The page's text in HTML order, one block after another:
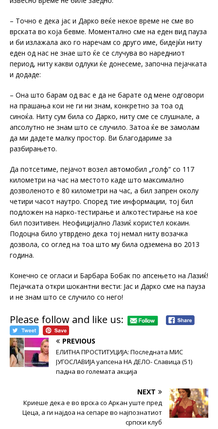
– Точно е дека јас и Дарко веќе некое време не сме во
врската во која бевме. Моментално сме на еден вид пауза
и би излажала ако го наречам со друго име, бидејќи ниту
еден од нас не знае што ќе се случува во наредниот
период, ниту какви одлуки ќе донесеме, започна пејачката
и додаде:
– Она што барам од вас е да не барате од мене одговори
на прашања кои не ги ни знам, конкретно за тоа од
синоќа. Ниту сум била со Дарко, ниту сме се слушнале, а
апсолутно не знам што се случило. Затоа ќе ве замолам
да ми дадете малку простор. Ви благодариме за
разбирањето.
Да потсетиме, пејачот возел автомобил „голф“ со 117
километри на час на местото каде што максимално
дозволеното е 80 километри на час, а бил запрен околу
четири часот наутро. Според тие информации, тој бил
подложен на нарко-тестирање и алкотестирање на кое
бил позитивен. Неофицијално Лазиќ користел кокаин.
Подоцна било утврдено дека тој немал ниту возачка
дозвола, со оглед на тоа што му била одземена во 2013
година.
Конечно се огласи и Барбара Бобак по апсењето на Лазиќ!
Пејачката откри шокантни вести: Јас и Дарко сме на пауза
и не знам што се случило со него!
Please follow and like us:
PREVIOUS
ЕЛИТНА ПРОСТИТУЦИЈА: Последната МИС
ЈУГОСЛАВИЈА уапсена НА ДЕЛО- Славица (51)
падна во големата акција
NEXT
Криеше дека е во врска со Аркан уште пред
Цеца, а ги најдоа на сепаре во најпознатиот
српски клуб